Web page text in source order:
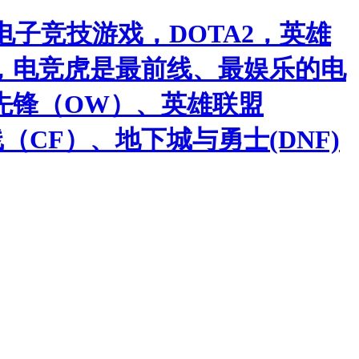
子竞技游戏，DOTA2，英雄
竞虎是最前线、最娱乐的电
锋（OW）、英雄联盟
CF）、地下城与勇士(DNF)